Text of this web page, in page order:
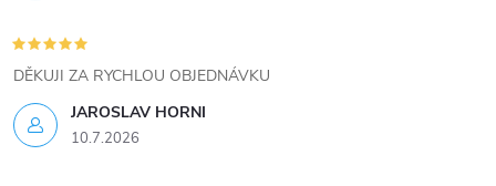
r
v
k
y
JAROSLAV HORNI
10.7.2026
DĚKUJI ZA RYCHLOU OBJEDNÁVKU